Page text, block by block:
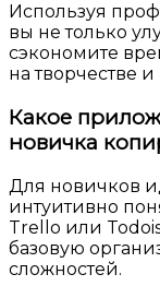
Используя
вы не только
сэкономите
на творчестве
Какое
новичка
Для новичков
интуитивно
Trello или
базовую
сложностей.